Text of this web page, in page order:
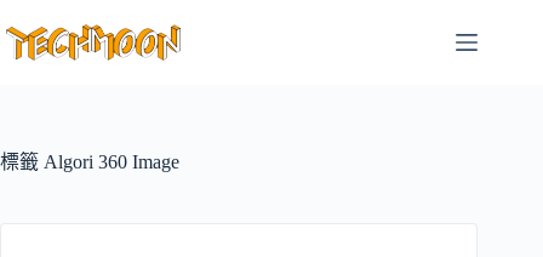
至
容
標籤 Algori 360 Image